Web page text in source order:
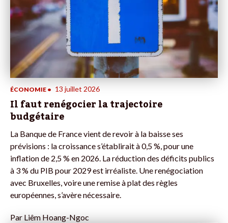
ÉCONOMIE • 13 juillet 2026
Il faut renégocier la trajectoire
budgétaire
La Banque de France vient de revoir à la baisse ses
prévisions : la croissance s’établirait à 0,5 %, pour une
inflation de 2,5 % en 2026. La réduction des déficits publics
à 3 % du PIB pour 2029 est irréaliste. Une renégociation
avec Bruxelles, voire une remise à plat des règles
européennes, s’avère nécessaire.
Par Liêm Hoang-Ngoc